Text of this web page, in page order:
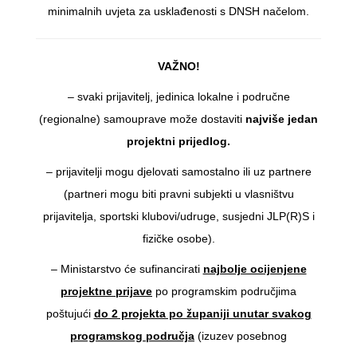
minimalnih uvjeta za usklađenosti s DNSH načelom.
VAŽNO!
– svaki prijavitelj, jedinica lokalne i područne
(regionalne) samouprave može dostaviti najviše jedan
projektni prijedlog.
– prijavitelji mogu djelovati samostalno ili uz partnere
(partneri mogu biti pravni subjekti u vlasništvu
prijavitelja, sportski klubovi/udruge, susjedni JLP(R)S i
fizičke osobe).
– Ministarstvo će sufinancirati najbolje ocijenjene
projektne prijave po programskim područjima
poštujući do 2 projekta po županiji unutar svakog
programskog područja (izuzev posebnog